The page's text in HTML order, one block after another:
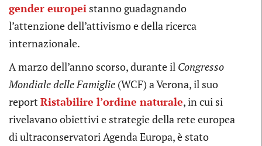
gender europei stanno guadagnando
l’attenzione dell’attivismo e della ricerca
internazionale.
A marzo dell’anno scorso, durante il Congresso
Mondiale delle Famiglie (WCF) a Verona, il suo
report Ristabilire l’ordine naturale, in cui si
rivelavano obiettivi e strategie della rete europea
di ultraconservatori Agenda Europa, è stato